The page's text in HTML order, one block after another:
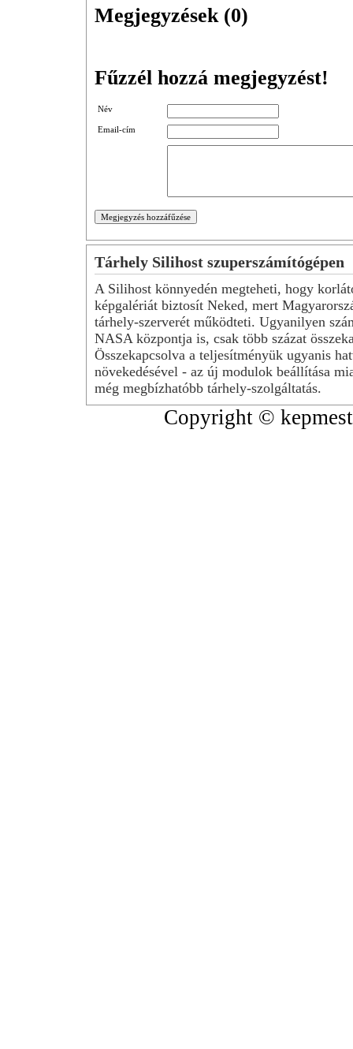
Megjegyzések (0)
Fűzzél hozzá megjegyzést!
Név
Email-cím
Tárhely Silihost szuperszámítógépen
A Silihost könnyedén megteheti, hogy
képgalériát biztosít Neked, mert
tárhely-szerverét működteti. Ugyanilyen
NASA központja is, csak több százat
Összekapcsolva a teljesítményük ugyanis
növekedésével - az új modulok beállítása
még megbízhatóbb tárhely-szolgáltatás.
Copyright ©